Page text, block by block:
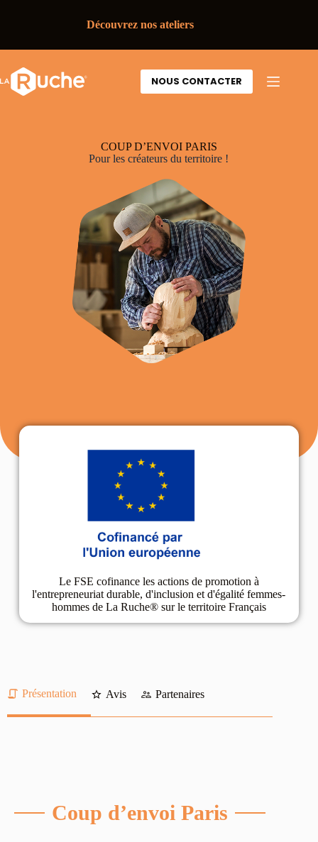
Découvrez nos ateliers
NOUS CONTACTER
COUP D’ENVOI PARIS
Pour les créateurs du territoire !
Le FSE cofinance les actions de promotion à
l'entrepreneuriat durable, d'inclusion et d'égalité femmes-
hommes de La Ruche® sur le territoire Français
Présentation Avis Partenaires
Coup d’envoi Paris